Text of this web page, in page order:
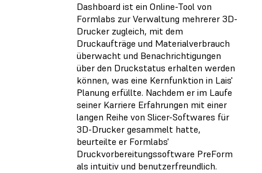
Dashboard ist ein Online-Tool von
Formlabs zur Verwaltung mehrerer 3D-
Drucker zugleich, mit dem
Druckaufträge und Materialverbrauch
überwacht und Benachrichtigungen
über den Druckstatus erhalten werden
können, was eine Kernfunktion in Lais'
Planung erfüllte. Nachdem er im Laufe
seiner Karriere Erfahrungen mit einer
langen Reihe von Slicer-Softwares für
3D-Drucker gesammelt hatte,
beurteilte er Formlabs'
Druckvorbereitungssoftware PreForm
als intuitiv und benutzerfreundlich.